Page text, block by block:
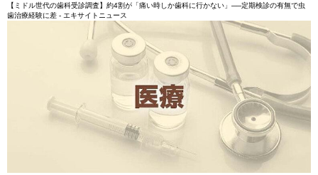
【ミドル世代の歯科受診調査】約4割が「痛い時しか歯科に行かない」──定期検診の有無で虫
歯治療経験に差 - エキサイトニュース